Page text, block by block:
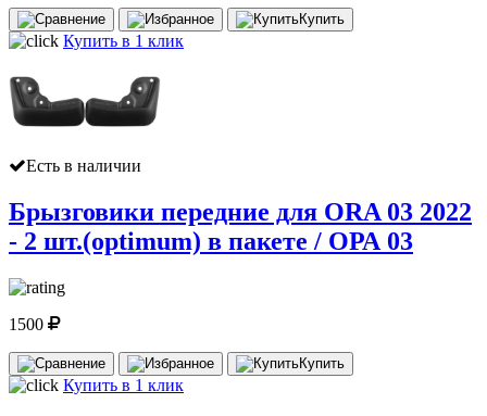
Купить
Купить в 1 клик
Есть в наличии
Брызговики передние для ORA 03 2022
- 2 шт.(optimum) в пакете / ОРА 03
1500
Купить
Купить в 1 клик